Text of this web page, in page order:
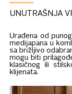
UNUTRAŠNJA
Urađena od
medijapana u
sa brižljivo
mogu biti
klasičnog ili
klijenata.